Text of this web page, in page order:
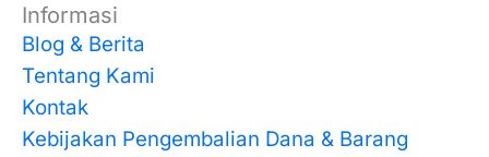
Informasi
Blog & Berita
Tentang Kami
Kontak
Kebijakan Pengembalian Dana & Barang